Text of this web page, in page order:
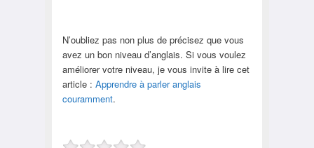
N’oubliez pas non plus de précisez que vous
avez un bon niveau d’anglais. Si vous voulez
améliorer votre niveau, je vous invite à lire cet
article : Apprendre à parler anglais
couramment.